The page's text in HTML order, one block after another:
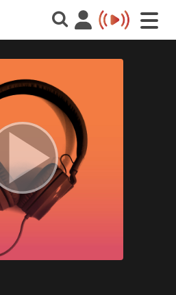
Toggle